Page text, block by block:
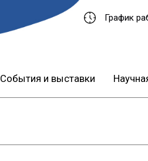
График
События и выставки